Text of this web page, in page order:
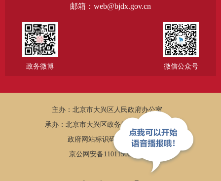
邮箱：web@bjdx.gov.cn
政务微博 微信公众号
主办：北京市大兴区人民政府办公室
承办：北京市大兴区政务服务和数据管理局
政府网站标识码：1101150005
京公网安备11011502002502